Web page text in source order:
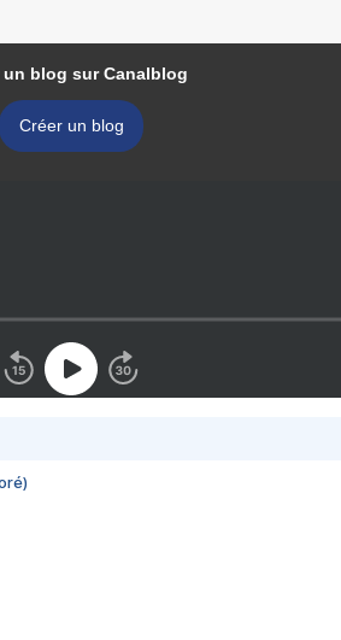
un blog sur Canalblog
Créer un blog